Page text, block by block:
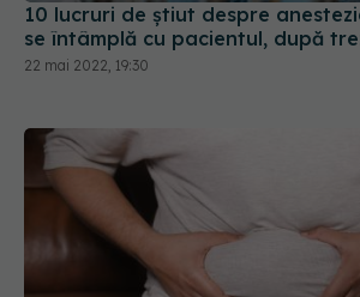
10 lucruri de știut despre
se întâmplă cu pacientul, după
22 mai 2022, 19:30